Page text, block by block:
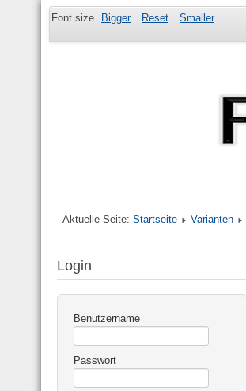
Font size Bigger Reset Smaller
Aktuelle Seite: Startseite Varianten
Login
Benutzername
Passwort